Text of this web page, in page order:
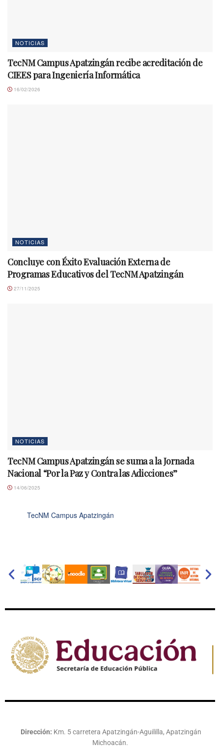
NOTICIAS
TecNM Campus Apatzingán recibe acreditación de
CIEES para Ingeniería Informática
16/02/2026
NOTICIAS
Concluye con Éxito Evaluación Externa de
Programas Educativos del TecNM Apatzingán
27/11/2025
NOTICIAS
TecNM Campus Apatzingán se suma a la Jornada
Nacional “Por la Paz y Contra las Adicciones”
14/06/2025
TecNM Campus Apatzingán
Dirección: Km. 5 carretera Apatzingán-Aguililla, Apatzingán
Michoacán.